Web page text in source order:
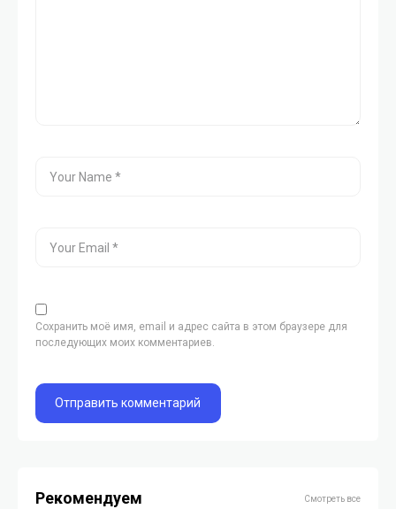
Сохранить моё имя, email и адрес сайта в этом браузере для
последующих моих комментариев.
Рекомендуем Смотреть все